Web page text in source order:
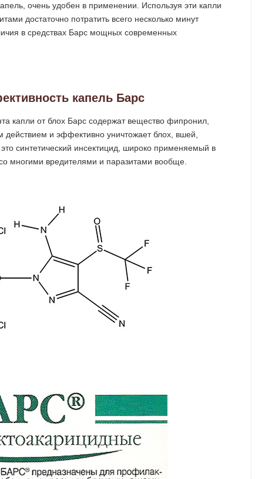
очень удобен в применении. Используя эти капли
достаточно потратить всего несколько минут
в средствах Барс мощных современных
капель Барс
капли от блох Барс содержат вещество фипронил,
и эффективно уничтожает блох, вшей,
синтетический инсектицид, широко применяемый в
многими вредителями и паразитами вообще.